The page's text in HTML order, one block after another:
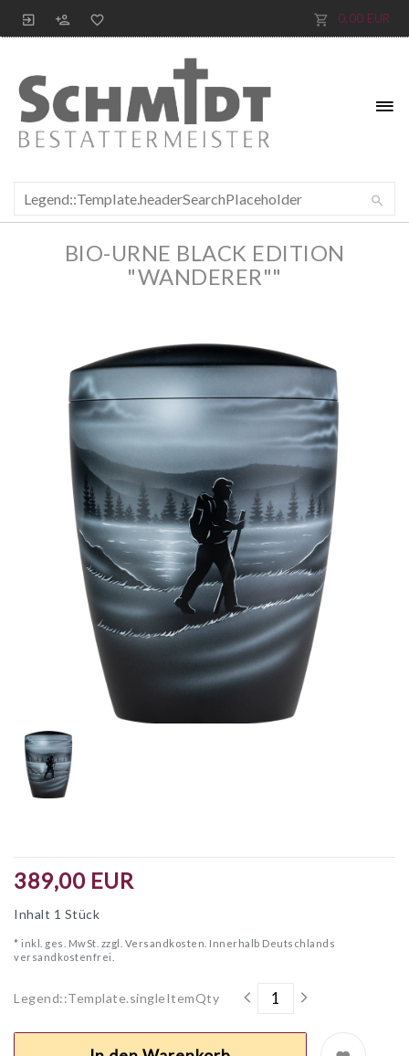
0,00 EUR
BIO-URNE BLACK EDITION
"WANDERER""
389,00 EUR
Inhalt 1 Stück
* inkl. ges. MwSt. zzgl. Versandkosten. Innerhalb Deutschlands
versandkostenfrei.
Legend::Template.singleItemQty